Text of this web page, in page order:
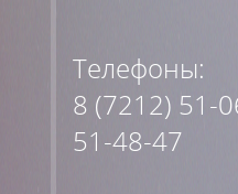
Телефоны:
8 (7212) 51-
51-48-47